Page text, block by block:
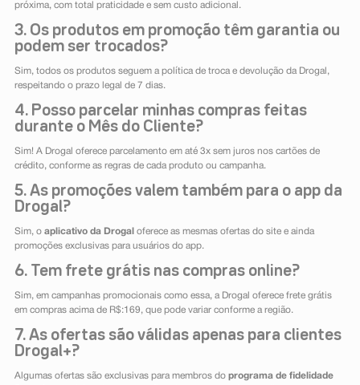
próxima, com total praticidade e sem custo adicional.
3. Os produtos em promoção têm garantia ou
podem ser trocados?
Sim, todos os produtos seguem a política de troca e devolução da Drogal,
respeitando o prazo legal de 7 dias.
4. Posso parcelar minhas compras feitas
durante o Mês do Cliente?
Sim! A Drogal oferece parcelamento em até 3x sem juros nos cartões de
crédito, conforme as regras de cada produto ou campanha.
5. As promoções valem também para o app da
Drogal?
Sim, o aplicativo da Drogal oferece as mesmas ofertas do site e ainda
promoções exclusivas para usuários do app.
6. Tem frete grátis nas compras online?
Sim, em campanhas promocionais como essa, a Drogal oferece frete grátis
em compras acima de R$:169, que pode variar conforme a região.
7. As ofertas são válidas apenas para clientes
Drogal+?
Algumas ofertas são exclusivas para membros do programa de fidelidade